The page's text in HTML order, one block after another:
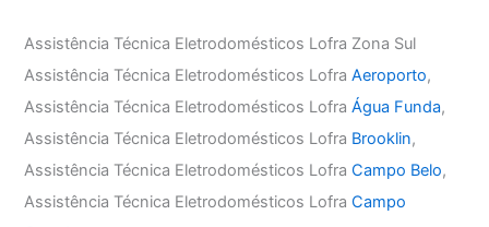
Assistência Técnica Eletrodomésticos Lofra Zona Sul
Assistência Técnica Eletrodomésticos LofraAeroporto,
Assistência Técnica Eletrodomésticos LofraÁgua Funda,
Assistência Técnica Eletrodomésticos Lofra Brooklin,
Assistência Técnica Eletrodomésticos LofraCampo Belo,
Assistência Técnica Eletrodomésticos LofraCampo